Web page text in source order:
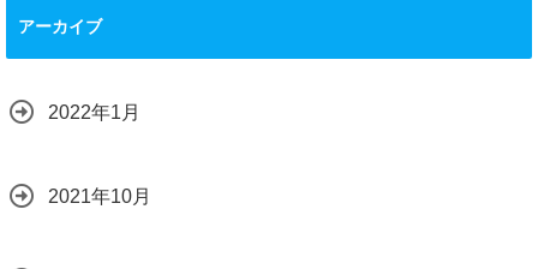
アーカイブ
2022年1月
2021年10月